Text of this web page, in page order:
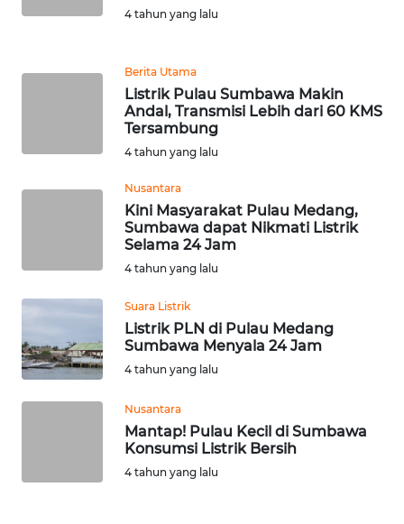
4 tahun yang lalu
Berita Utama
Listrik Pulau Sumbawa Makin
Andal, Transmisi Lebih dari 60 KMS
Tersambung
4 tahun yang lalu
Nusantara
Kini Masyarakat Pulau Medang,
Sumbawa dapat Nikmati Listrik
Selama 24 Jam
4 tahun yang lalu
Suara Listrik
Listrik PLN di Pulau Medang
Sumbawa Menyala 24 Jam
4 tahun yang lalu
Nusantara
Mantap! Pulau Kecil di Sumbawa
Konsumsi Listrik Bersih
4 tahun yang lalu
SULUT
DAIRI
DANAU
TOBA
WN